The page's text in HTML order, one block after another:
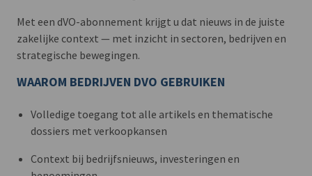
Met een dVO-abonnement krijgt u dat nieuws in de juiste
zakelijke context — met inzicht in sectoren, bedrijven en
strategische bewegingen.
WAAROM BEDRIJVEN DVO GEBRUIKEN
Volledige toegang tot alle artikels en thematische
dossiers met verkoopkansen
Context bij bedrijfsnieuws, investeringen en